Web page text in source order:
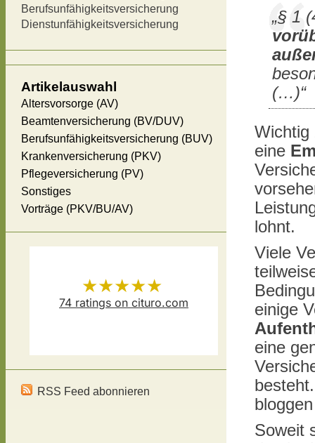
„§ 1
(…)“
Wichtig
eine
lohnt.
Viele
einige
eine
Soweit
Berufsunfähigkeitsversicherung
Dienstunfähigkeitsversicherung
Artikelauswahl
Altersvorsorge (AV)
Beamtenversicherung (BV/DUV)
Berufsunfähigkeitsversicherung (BUV)
Krankenversicherung (PKV)
Pflegeversicherung (PV)
Sonstiges
Vorträge (PKV/BU/AV)
Schösserhas
★★★★★
74 ratings on cituro.com
RSS Feed abonnieren